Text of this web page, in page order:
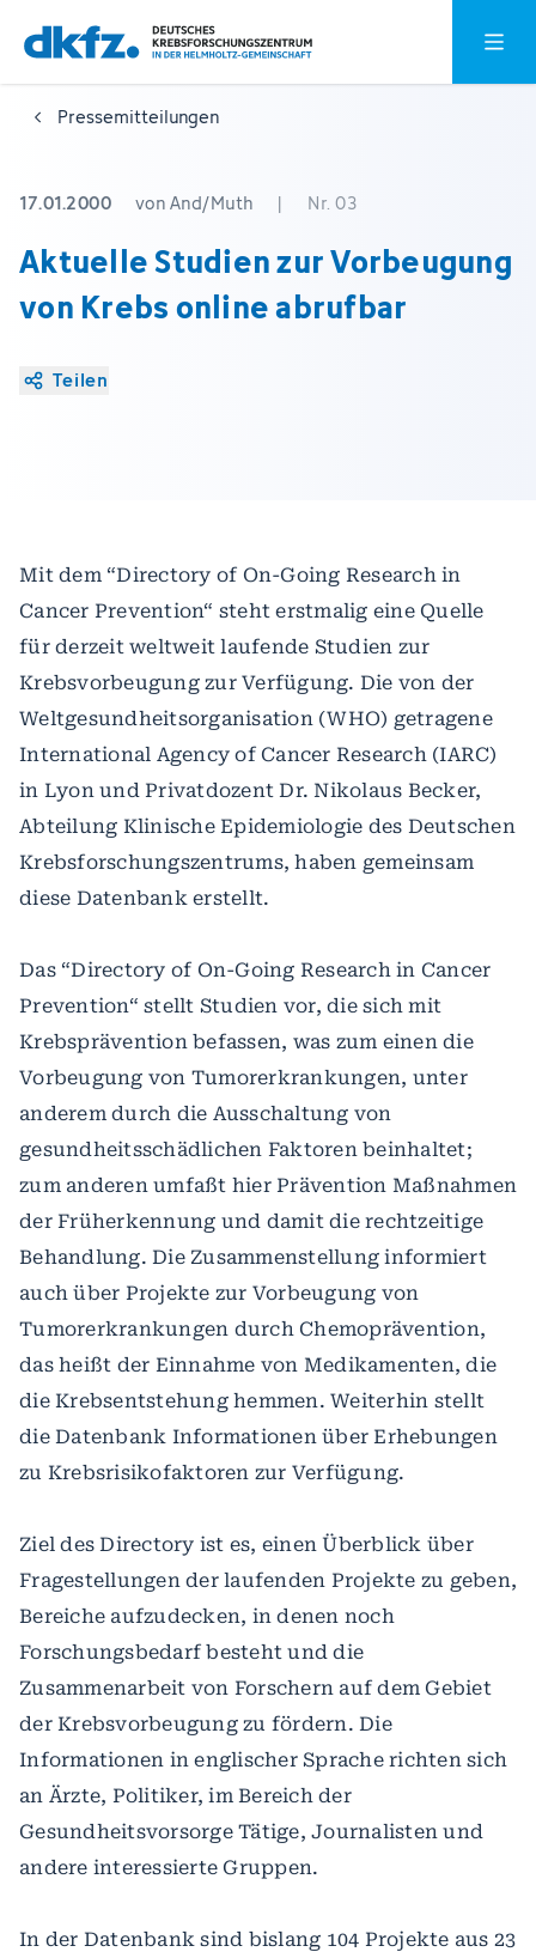
Zum
Hauptinhalt
springen
Zur
Fußzeile
springen
Pressemitteilungen
17.01.2000 von And/Muth | Nr. 03
Aktuelle Studien zur Vorbeugung
von Krebs online abrufbar
Teilen
Mit dem “Directory of On-Going Research in
Cancer Prevention“ steht erstmalig eine Quelle
für derzeit weltweit laufende Studien zur
Krebsvorbeugung zur Verfügung. Die von der
Weltgesundheitsorganisation (WHO) getragene
International Agency of Cancer Research (IARC)
in Lyon und Privatdozent Dr. Nikolaus Becker,
Abteilung Klinische Epidemiologie des Deutschen
Krebsforschungszentrums, haben gemeinsam
diese Datenbank erstellt.
Das “Directory of On-Going Research in Cancer
Prevention“ stellt Studien vor, die sich mit
Krebsprävention befassen, was zum einen die
Vorbeugung von Tumorerkrankungen, unter
anderem durch die Ausschaltung von
gesundheitsschädlichen Faktoren beinhaltet;
zum anderen umfaßt hier Prävention Maßnahmen
der Früherkennung und damit die rechtzeitige
Behandlung. Die Zusammenstellung informiert
auch über Projekte zur Vorbeugung von
Tumorerkrankungen durch Chemoprävention,
das heißt der Einnahme von Medikamenten, die
die Krebsentstehung hemmen. Weiterhin stellt
die Datenbank Informationen über Erhebungen
zu Krebsrisikofaktoren zur Verfügung.
Ziel des Directory ist es, einen Überblick über
Fragestellungen der laufenden Projekte zu geben,
Bereiche aufzudecken, in denen noch
Forschungsbedarf besteht und die
Zusammenarbeit von Forschern auf dem Gebiet
der Krebsvorbeugung zu fördern. Die
Informationen in englischer Sprache richten sich
an Ärzte, Politiker, im Bereich der
Gesundheitsvorsorge Tätige, Journalisten und
andere interessierte Gruppen.
In der Datenbank sind bislang 104 Projekte aus 23